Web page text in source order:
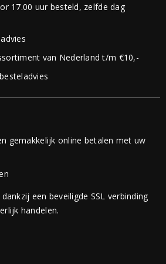
17.00 uur besteld, zelfde dag
van Nederland t/m €10,-
gemakkelijk online betalen met uw
een beveiligde SSL verbinding
handelen.